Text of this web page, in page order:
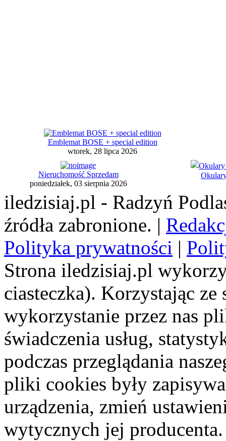
Emblemat BOSE + special edition
wtorek, 28 lipca 2026
Nieruchomość Sprzedam
poniedziałek, 03 sierpnia 2026
iledzisiaj.pl - Radzyń
źródła zabronione. |
Polityka prywatności |
Strona iledzisiaj.pl
ciasteczka). Korzystając
wykorzystanie przez nas
świadczenia usług,
podczas przeglądania
pliki cookies były
urządzenia, zmień
wytycznych jej producenta.